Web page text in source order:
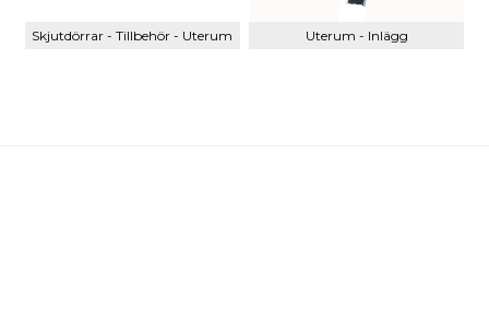
Skjutdörrar - Tillbehör - Uterum Uterum - Inlägg